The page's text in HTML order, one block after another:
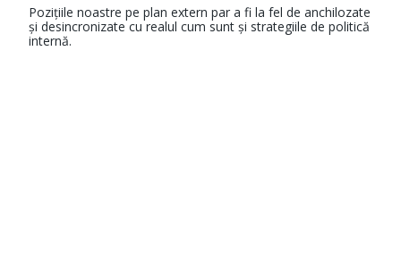
Pozițiile noastre pe plan extern par a fi la fel de anchilozate
și desincronizate cu realul cum sunt și strategiile de politică
internă.